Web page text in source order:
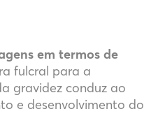
em termos de
fulcral para a
gravidez conduz ao
e desenvolvimento do